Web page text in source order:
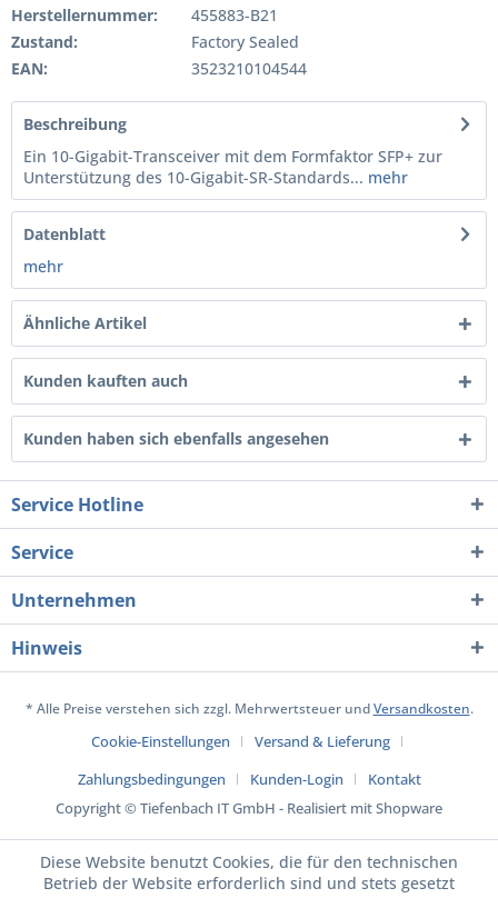
Herstellernummer:
455883-B21
Zustand:
Factory Sealed
EAN:
3523210104544
Beschreibung
Ein 10-Gigabit-Transceiver mit dem Formfaktor SFP+ zur
Unterstützung des 10-Gigabit-SR-Standards... mehr
Datenblatt
mehr
Ähnliche Artikel
Kunden kauften auch
Kunden haben sich ebenfalls angesehen
Service Hotline
Service
Unternehmen
Hinweis
* Alle Preise verstehen sich zzgl. Mehrwertsteuer undVersandkosten.
Cookie-Einstellungen
Versand & Lieferung
Zahlungsbedingungen
Kunden-Login
Kontakt
Copyright © Tiefenbach IT GmbH - Realisiert mit Shopware
Diese Website benutzt Cookies, die für den technischen
Betrieb der Website erforderlich sind und stets gesetzt